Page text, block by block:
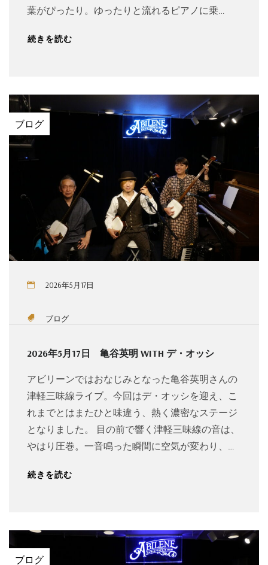
葉がぴったり。ゆったりと流れるピアノに乗…
続きを読む
ブログ
2026年5月17日
ブログ
2026年5月17日 亀谷英明 WITH デ・オッシ
アビリーンではおなじみとなった亀谷英明さんの
津軽三味線ライブ。今回はデ・オッシを迎え、こ
れまでとはまたひと味違う、熱く濃密なステージ
となりました。 目の前で響く津軽三味線の音は、
やはり圧巻。一音鳴った瞬間に空気が変わり、…
続きを読む
ブログ